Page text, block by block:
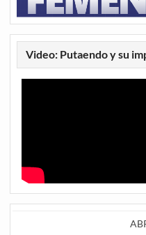
Video: Putaendo y su